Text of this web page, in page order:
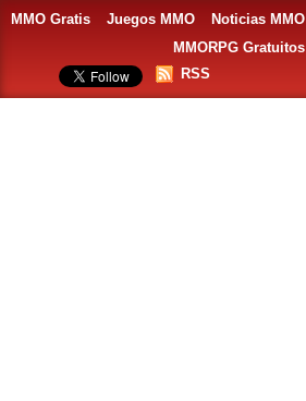
MMO Gratis Juegos MMO Noticias MMO
MMORPG Gratuitos
RSS